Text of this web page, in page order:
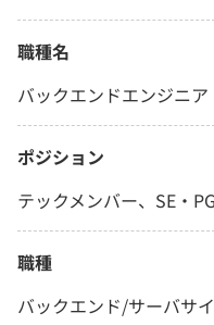
職種名
バックエンドエンジニア
ポジション
テックメンバー、SE・PG
職種
バックエンド/サーバサ